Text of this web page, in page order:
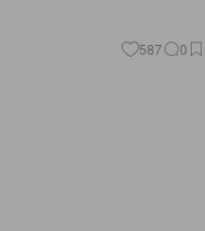
587 0